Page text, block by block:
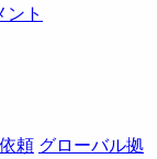
ント
頼 グローバル拠